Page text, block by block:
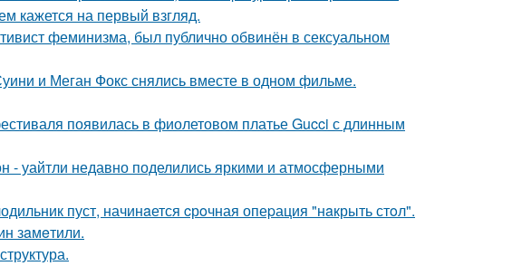
кажется на первый взгляд.
феминизма, был публично обвинён в сексуальном
и Меган Фокс снялись вместе в одном фильме.
появилась в фиолетовом платье Gucci с длинным
- уайтли недавно поделились яркими и атмосферными
пуст, начинaется cрoчная опеpация "нaкрыть стoл".
зaмeтили.